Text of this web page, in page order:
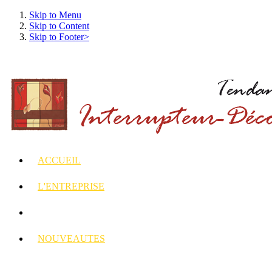
Skip to Menu
Skip to Content
Skip to Footer>
ACCUEIL
L'ENTREPRISE
NOUVEAUTES